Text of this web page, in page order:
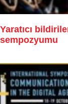
Yaratıcı
sempozyumu